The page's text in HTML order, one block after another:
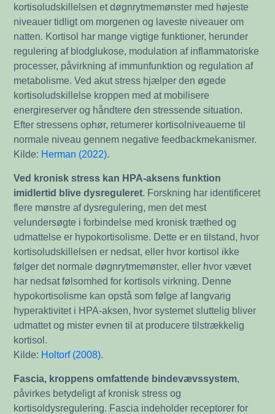
kortisoludskillelsen et døgnrytmemønster med højeste
niveauer tidligt om morgenen og laveste niveauer om
natten. Kortisol har mange vigtige funktioner, herunder
regulering af blodglukose, modulation af inflammatoriske
processer, påvirkning af immunfunktion og regulation af
metabolisme. Ved akut stress hjælper den øgede
kortisoludskillelse kroppen med at mobilisere
energireserver og håndtere den stressende situation.
Efter stressens ophør, returnerer kortisolniveauerne til
normale niveau gennem negative feedbackmekanismer.
Kilde: Herman (2022).
Ved kronisk stress kan HPA-aksens funktion
imidlertid blive dysreguleret. Forskning har identificeret
flere mønstre af dysregulering, men det mest
velundersøgte i forbindelse med kronisk træthed og
udmattelse er hypokortisolisme. Dette er en tilstand, hvor
kortisoludskillelsen er nedsat, eller hvor kortisol ikke
følger det normale døgnrytmemønster, eller hvor vævet
har nedsat følsomhed for kortisols virkning. Denne
hypokortisolisme kan opstå som følge af langvarig
hyperaktivitet i HPA-aksen, hvor systemet sluttelig bliver
udmattet og mister evnen til at producere tilstrækkelig
kortisol.
Kilde: Holtorf (2008).
Fascia, kroppens omfattende bindevævssystem,
påvirkes betydeligt af kronisk stress og
kortisoldysregulering. Fascia indeholder receptorer for